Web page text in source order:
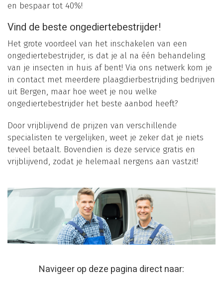
en bespaar tot 40%!
Vind de beste ongediertebestrijder!
Het grote voordeel van het inschakelen van een
ongediertebestrijder, is dat je al na één behandeling
van je insecten in huis af bent! Via ons netwerk kom je
in contact met meerdere plaagdierbestrijding bedrijven
uit Bergen, maar hoe weet je nou welke
ongediertebestrijder het beste aanbod heeft?
Door vrijblijvend de prijzen van verschillende
specialisten te vergelijken, weet je zeker dat je niets
teveel betaalt. Bovendien is deze service gratis en
vrijblijvend, zodat je helemaal nergens aan vastzit!
Navigeer op deze pagina direct naar: